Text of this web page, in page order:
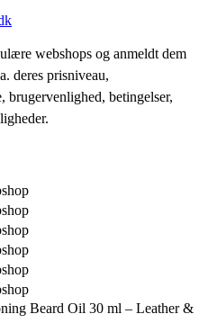
webshops og anmeldt dem
deres prisniveau,
brugervenlighed, betingelser,
Beard Oil 30 ml – Leather &